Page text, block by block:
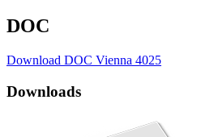
DOC
Download DOC Vienna 4025
Downloads